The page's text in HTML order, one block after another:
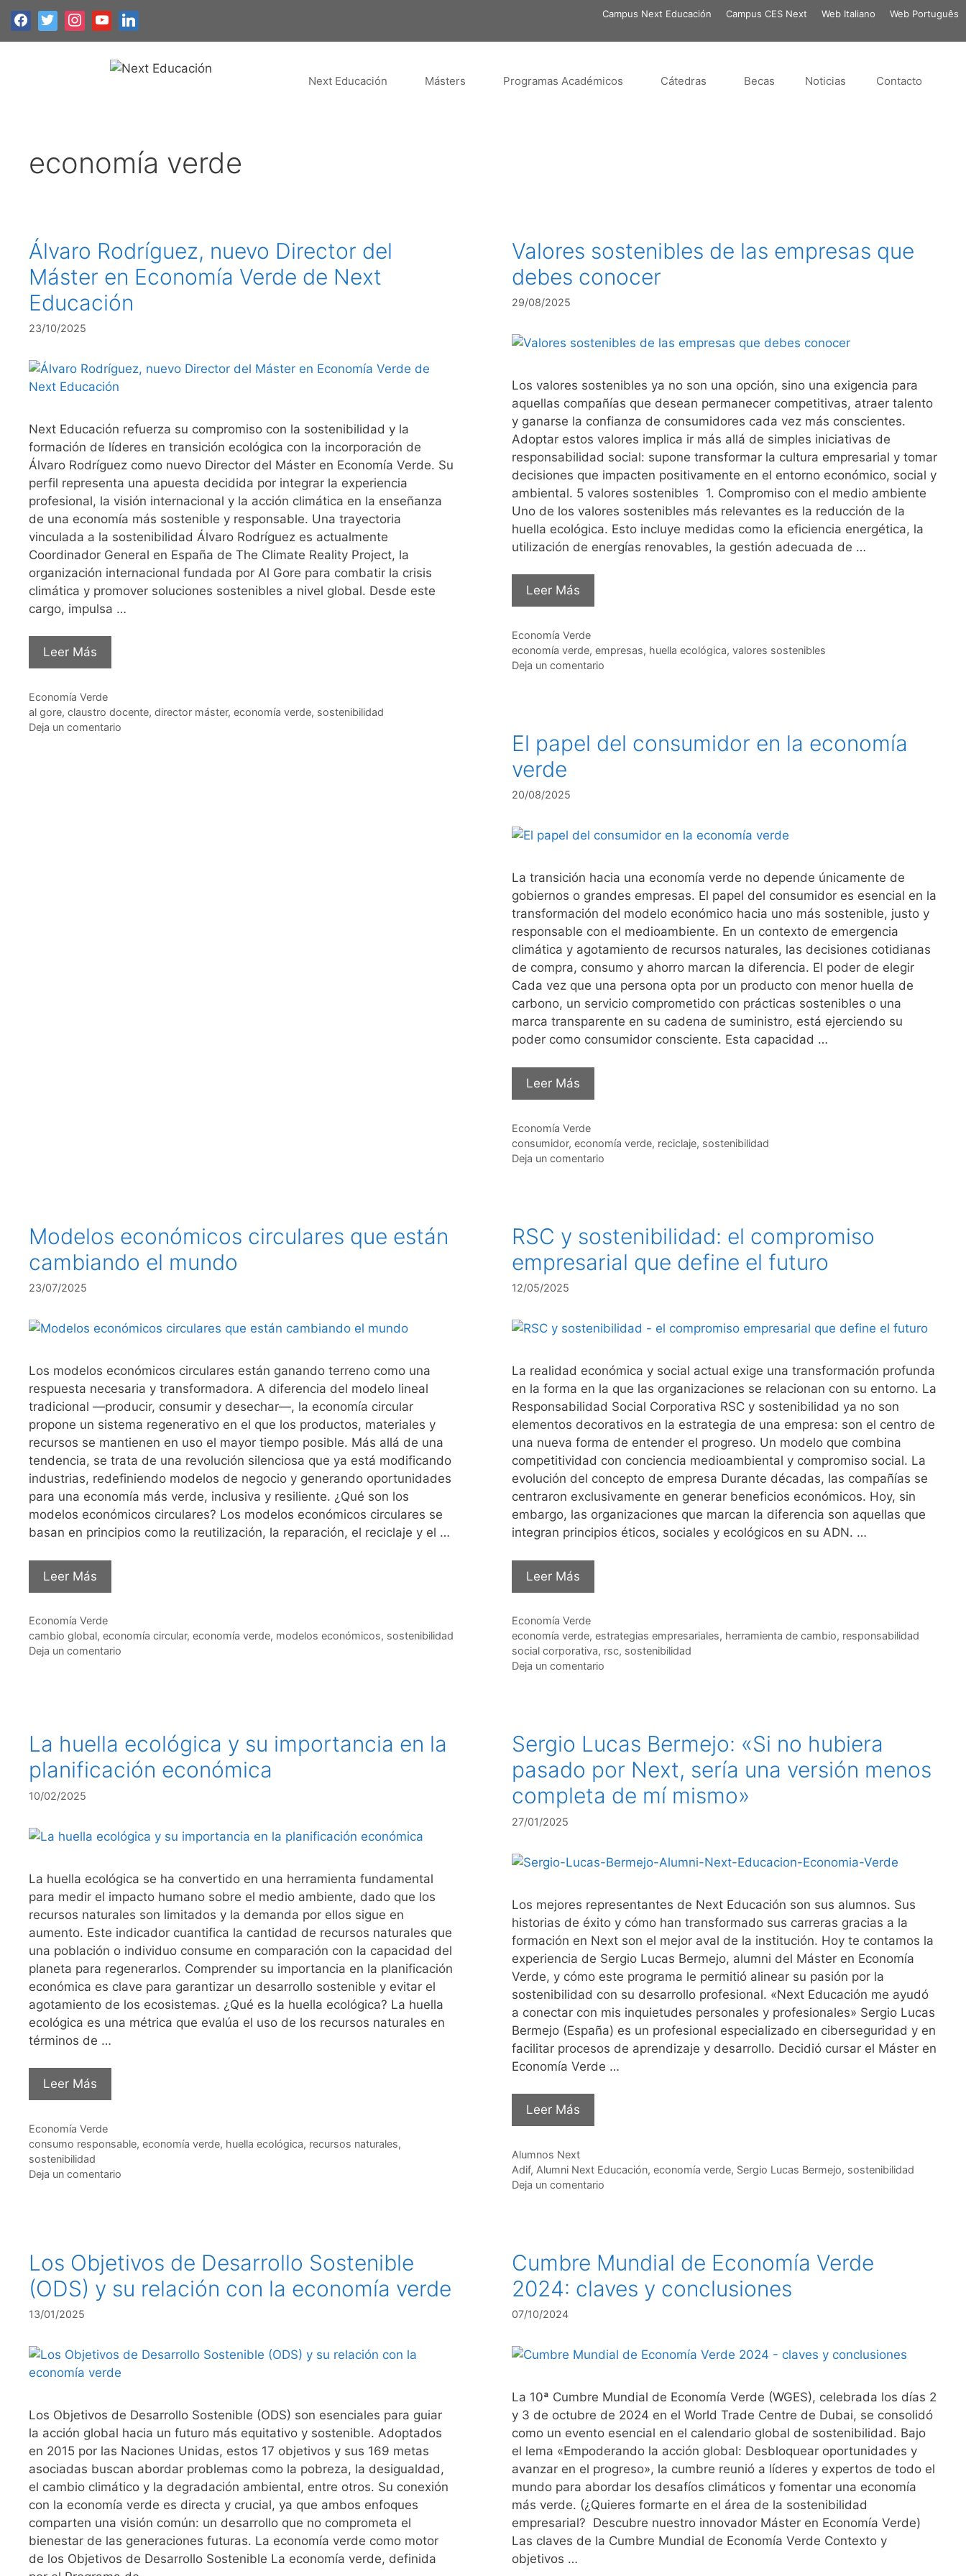
Saltar
contenido
Campus Next Educación Campus CES Next Web Italiano Web Português
Next Educación Másters Programas Académicos Cátedras Becas Noticias Contacto
economía verde
Álvaro Rodríguez, nuevo Director del
Máster en Economía Verde de Next
Educación
23/10/2025
Next Educación refuerza su compromiso con la sostenibilidad y la
formación de líderes en transición ecológica con la incorporación de
Álvaro Rodríguez como nuevo Director del Máster en Economía Verde. Su
perfil representa una apuesta decidida por integrar la experiencia
profesional, la visión internacional y la acción climática en la enseñanza
de una economía más sostenible y responsable. Una trayectoria
vinculada a la sostenibilidad Álvaro Rodríguez es actualmente
Coordinador General en España de The Climate Reality Project, la
organización internacional fundada por Al Gore para combatir la crisis
climática y promover soluciones sostenibles a nivel global. Desde este
cargo, impulsa …
Leer Más
Categorías
Economía Verde
Etiquetas
al gore, claustro docente, director máster, economía verde, sostenibilidad
Deja un comentario
Valores sostenibles de las empresas que
debes conocer
29/08/2025
Los valores sostenibles ya no son una opción, sino una exigencia para
aquellas compañías que desean permanecer competitivas, atraer talento
y ganarse la confianza de consumidores cada vez más conscientes.
Adoptar estos valores implica ir más allá de simples iniciativas de
responsabilidad social: supone transformar la cultura empresarial y tomar
decisiones que impacten positivamente en el entorno económico, social y
ambiental. 5 valores sostenibles 1. Compromiso con el medio ambiente
Uno de los valores sostenibles más relevantes es la reducción de la
huella ecológica. Esto incluye medidas como la eficiencia energética, la
utilización de energías renovables, la gestión adecuada de …
Leer Más
Categorías
Economía Verde
Etiquetas
economía verde, empresas, huella ecológica, valores sostenibles
Deja un comentario
El papel del consumidor en la economía
verde
20/08/2025
La transición hacia una economía verde no depende únicamente de
gobiernos o grandes empresas. El papel del consumidor es esencial en la
transformación del modelo económico hacia uno más sostenible, justo y
responsable con el medioambiente. En un contexto de emergencia
climática y agotamiento de recursos naturales, las decisiones cotidianas
de compra, consumo y ahorro marcan la diferencia. El poder de elegir
Cada vez que una persona opta por un producto con menor huella de
carbono, un servicio comprometido con prácticas sostenibles o una
marca transparente en su cadena de suministro, está ejerciendo su
poder como consumidor consciente. Esta capacidad …
Leer Más
Categorías
Economía Verde
Etiquetas
consumidor, economía verde, reciclaje, sostenibilidad
Deja un comentario
Modelos económicos circulares que están
cambiando el mundo
23/07/2025
Los modelos económicos circulares están ganando terreno como una
respuesta necesaria y transformadora. A diferencia del modelo lineal
tradicional —producir, consumir y desechar—, la economía circular
propone un sistema regenerativo en el que los productos, materiales y
recursos se mantienen en uso el mayor tiempo posible. Más allá de una
tendencia, se trata de una revolución silenciosa que ya está modificando
industrias, redefiniendo modelos de negocio y generando oportunidades
para una economía más verde, inclusiva y resiliente. ¿Qué son los
modelos económicos circulares? Los modelos económicos circulares se
basan en principios como la reutilización, la reparación, el reciclaje y el …
Leer Más
Categorías
Economía Verde
Etiquetas
cambio global, economía circular, economía verde, modelos económicos, sostenibilidad
Deja un comentario
RSC y sostenibilidad: el compromiso
empresarial que define el futuro
12/05/2025
La realidad económica y social actual exige una transformación profunda
en la forma en la que las organizaciones se relacionan con su entorno. La
Responsabilidad Social Corporativa RSC y sostenibilidad ya no son
elementos decorativos en la estrategia de una empresa: son el centro de
una nueva forma de entender el progreso. Un modelo que combina
competitividad con conciencia medioambiental y compromiso social. La
evolución del concepto de empresa Durante décadas, las compañías se
centraron exclusivamente en generar beneficios económicos. Hoy, sin
embargo, las organizaciones que marcan la diferencia son aquellas que
integran principios éticos, sociales y ecológicos en su ADN. …
Leer Más
Categorías
Economía Verde
Etiquetas
economía verde, estrategias empresariales, herramienta de cambio, responsabilidad
social corporativa, rsc, sostenibilidad
Deja un comentario
La huella ecológica y su importancia en la
planificación económica
10/02/2025
La huella ecológica se ha convertido en una herramienta fundamental
para medir el impacto humano sobre el medio ambiente, dado que los
recursos naturales son limitados y la demanda por ellos sigue en
aumento. Este indicador cuantifica la cantidad de recursos naturales que
una población o individuo consume en comparación con la capacidad del
planeta para regenerarlos. Comprender su importancia en la planificación
económica es clave para garantizar un desarrollo sostenible y evitar el
agotamiento de los ecosistemas. ¿Qué es la huella ecológica? La huella
ecológica es una métrica que evalúa el uso de los recursos naturales en
términos de …
Leer Más
Categorías
Economía Verde
Etiquetas
consumo responsable, economía verde, huella ecológica, recursos naturales,
sostenibilidad
Deja un comentario
Sergio Lucas Bermejo: «Si no hubiera
pasado por Next, sería una versión menos
completa de mí mismo»
27/01/2025
Los mejores representantes de Next Educación son sus alumnos. Sus
historias de éxito y cómo han transformado sus carreras gracias a la
formación en Next son el mejor aval de la institución. Hoy te contamos la
experiencia de Sergio Lucas Bermejo, alumni del Máster en Economía
Verde, y cómo este programa le permitió alinear su pasión por la
sostenibilidad con su desarrollo profesional. «Next Educación me ayudó
a conectar con mis inquietudes personales y profesionales» Sergio Lucas
Bermejo (España) es un profesional especializado en ciberseguridad y en
facilitar procesos de aprendizaje y desarrollo. Decidió cursar el Máster en
Economía Verde …
Leer Más
Categorías
Alumnos Next
Etiquetas
Adif, Alumni Next Educación, economía verde, Sergio Lucas Bermejo, sostenibilidad
Deja un comentario
Los Objetivos de Desarrollo Sostenible
(ODS) y su relación con la economía verde
13/01/2025
Los Objetivos de Desarrollo Sostenible (ODS) son esenciales para guiar
la acción global hacia un futuro más equitativo y sostenible. Adoptados
en 2015 por las Naciones Unidas, estos 17 objetivos y sus 169 metas
asociadas buscan abordar problemas como la pobreza, la desigualdad,
el cambio climático y la degradación ambiental, entre otros. Su conexión
con la economía verde es directa y crucial, ya que ambos enfoques
comparten una visión común: un desarrollo que no comprometa el
bienestar de las generaciones futuras. La economía verde como motor
de los Objetivos de Desarrollo Sostenible La economía verde, definida
Cumbre Mundial de Economía Verde
2024: claves y conclusiones
07/10/2024
La 10ª Cumbre Mundial de Economía Verde (WGES), celebrada los días 2
y 3 de octubre de 2024 en el World Trade Centre de Dubai, se consolidó
como un evento esencial en el calendario global de sostenibilidad. Bajo
el lema «Empoderando la acción global: Desbloquear oportunidades y
avanzar en el progreso», la cumbre reunió a líderes y expertos de todo el
mundo para abordar los desafíos climáticos y fomentar una economía
más verde. (¿Quieres formarte en el área de la sostenibilidad
empresarial? Descubre nuestro innovador Máster en Economía Verde)
Las claves de la Cumbre Mundial de Economía Verde Contexto y
objetivos …